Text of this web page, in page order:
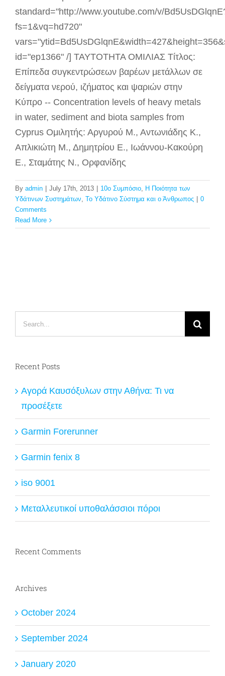
standard="http://www.youtube.com/v/
fs=1&vq=hd720"
id="ep1366" /] ΤΑΥΤΟΤΗΤΑ ΟΜΙΛΙΑΣ Τίτλος:
Επίπεδα συγκεντρώσεων βαρέων μετάλλων σε
δείγματα νερού, ιζήματος και ψαριών στην
Κύπρο -- Concentration levels of heavy metals
in water, sediment and biota samples from
Cyprus Ομιλητής: Αργυρού Μ., Αντωνιάδης Κ.,
Απλικιώτη Μ., Δημητρίου Ε., Ιωάννου-Κακούρη
Ε., Σταμάτης Ν., Ορφανίδης
By admin July 17th, 2013 10ο Συμπόσιο, Η Ποιότητα των
Υδάτινων Συστημάτων, Το Υδάτινο Σύστημα και ο Άνθρωπος
0
Comments
Read More
for:
Recent Posts
Αγορά Καυσόξυλων στην Αθήνα: Τι να
προσέξετε
Garmin Forerunner
Garmin fenix 8
iso 9001
Μεταλλευτικοί υποθαλάσσιοι πόροι
Recent Comments
Archives
October 2024
September 2024
January 2020